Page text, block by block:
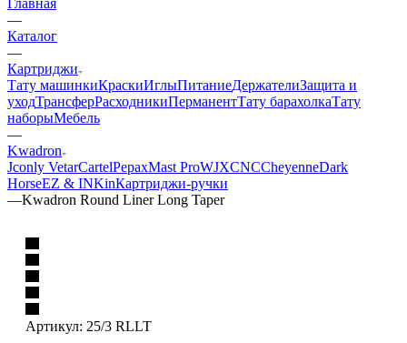
—
Каталог
—
Картриджи
Тату машинкиКраскиИглыПитаниеДержателиЗащита и
уходТрансферРасходникиПерманентТату барахолкаТату
наборыМебель
—
Kwadron
Jconly VetarCartelPepaxMast ProWJXCNCCheyenneDark
HorseEZ & INKinКартриджи-ручки
—Kwadron Round Liner Long Taper
Артикул: 25/3 RLLT